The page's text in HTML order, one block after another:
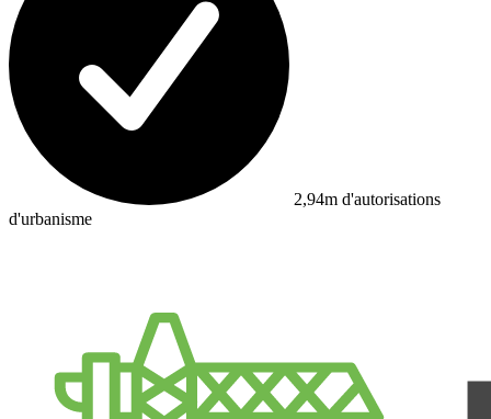
2,94m d'autorisations
d'urbanisme